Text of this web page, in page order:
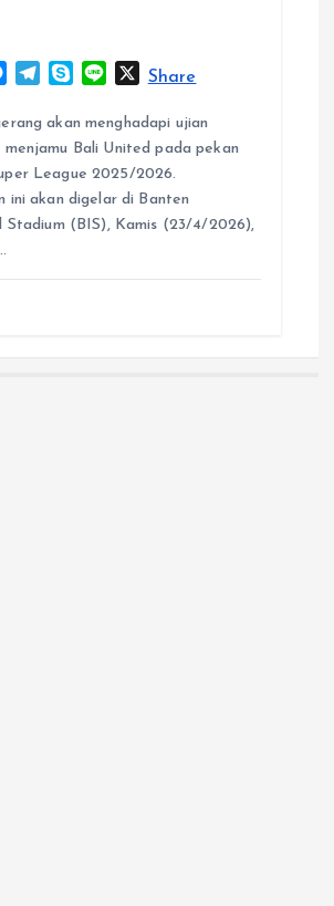
M
s
s
e
n
g
l
e
g
r
a
y
p
e
n
e
XShare
akan menghadapi ujian
Bali United pada pekan
League 2025/2026.
ini akan digelar di Banten
Stadium (BIS), Kamis (23/4/2026),